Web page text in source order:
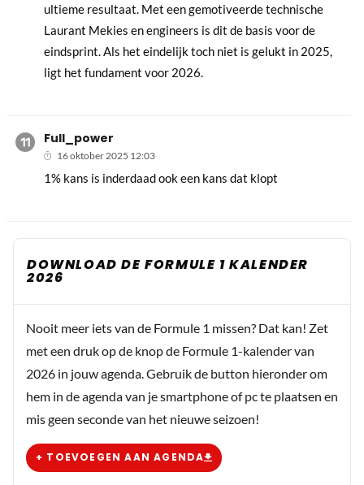
ultieme resultaat. Met een gemotiveerde technische
Laurant Mekies en engineers is dit de basis voor de
eindsprint. Als het eindelijk toch niet is gelukt in 2025,
ligt het fundament voor 2026.
Full_power
16 oktober 2025 12:03
1% kans is inderdaad ook een kans dat klopt
DOWNLOAD DE FORMULE 1 KALENDER
2026
Nooit meer iets van de Formule 1 missen? Dat kan! Zet
met een druk op de knop de Formule 1-kalender van
2026 in jouw agenda. Gebruik de button hieronder om
hem in de agenda van je smartphone of pc te plaatsen en
mis geen seconde van het nieuwe seizoen!
+ TOEVOEGEN AAN AGENDA